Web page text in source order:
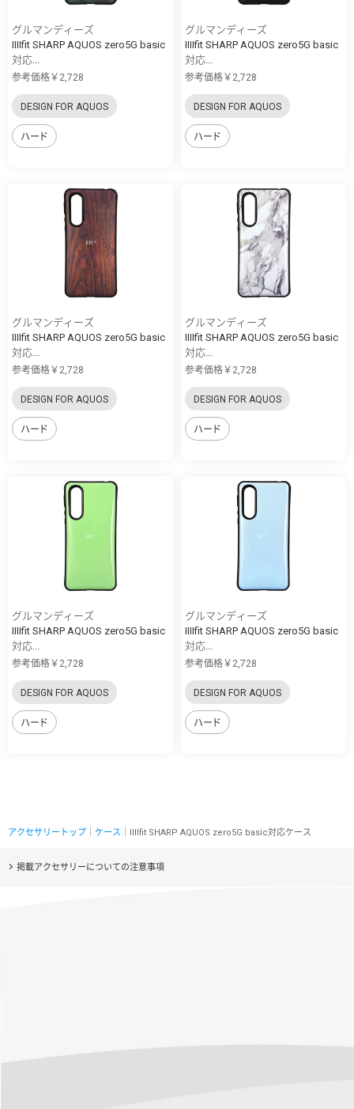
グルマンディーズ
IIIIfit SHARP AQUOS zero5G basic
対応...
参考価格￥2,728
DESIGN FOR AQUOS
ハード
グルマンディーズ
IIIIfit SHARP AQUOS zero5G basic
対応...
参考価格￥2,728
DESIGN FOR AQUOS
ハード
グルマンディーズ
IIIIfit SHARP AQUOS zero5G basic
対応...
参考価格￥2,728
DESIGN FOR AQUOS
ハード
グルマンディーズ
IIIIfit SHARP AQUOS zero5G basic
対応...
参考価格￥2,728
DESIGN FOR AQUOS
ハード
グルマンディーズ
IIIIfit SHARP AQUOS zero5G basic
対応...
参考価格￥2,728
DESIGN FOR AQUOS
ハード
グルマンディーズ
IIIIfit SHARP AQUOS zero5G basic
対応...
参考価格￥2,728
DESIGN FOR AQUOS
ハード
アクセサリートップ ケース ｜IIIIfit SHARP AQUOS zero5G basic対応ケース
掲載アクセサリーについての注意事項